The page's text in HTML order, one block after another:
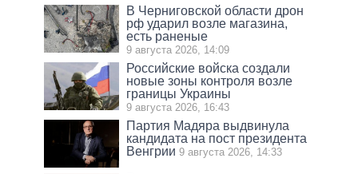
В Черниговской области дрон
рф ударил возле магазина,
есть раненые
9 августа 2026, 14:09
Российские войска создали
новые зоны контроля возле
границы Украины
9 августа 2026, 16:43
Партия Мадяра выдвинула
кандидата на пост президента
Венгрии 9 августа 2026, 14:33